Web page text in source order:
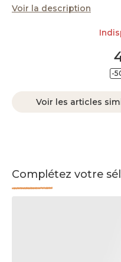
Voir la description
-
Voir les articles
Complétez votre